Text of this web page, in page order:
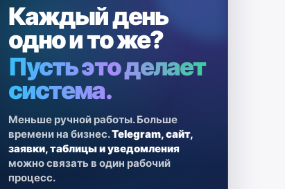
Каждый день
одно и то же?
Пусть это делает
система.
Меньше ручной работы. Больше
времени на бизнес.Telegram, сайт,
заявки, таблицы и уведомления
можно связать в один рабочий
процесс.